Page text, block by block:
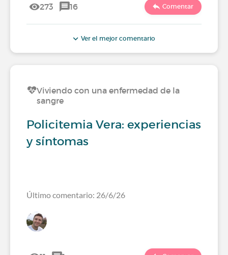
273 16 Comentar
Ver el mejor comentario
Viviendo con una enfermedad de la
sangre
Policitemia Vera: experiencias
y síntomas
Último comentario: 26/6/26